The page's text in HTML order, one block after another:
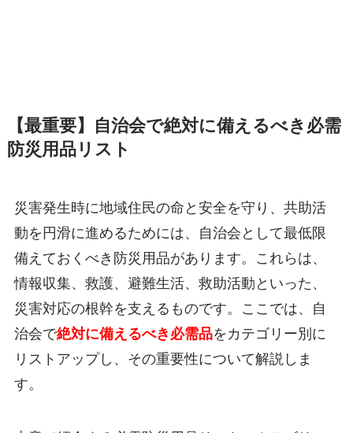
【最重要】自治会で絶対に備えるべき必需
防災用品リスト
災害発生時に地域住民の命と安全を守り、共助活
動を円滑に進めるためには、自治会として最低限
備えておくべき防災用品があります。これらは、
情報収集、救護、避難生活、救助活動といった、
災害対応の根幹を支えるものです。ここでは、自
治会で絶対に備えるべき必需品をカテゴリー別に
リストアップし、その重要性について解説しま
す。